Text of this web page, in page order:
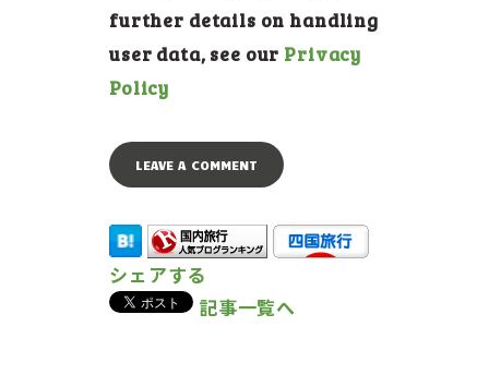
further details on handling
user data, see our Privacy
Policy
シェアする
記事一覧へ